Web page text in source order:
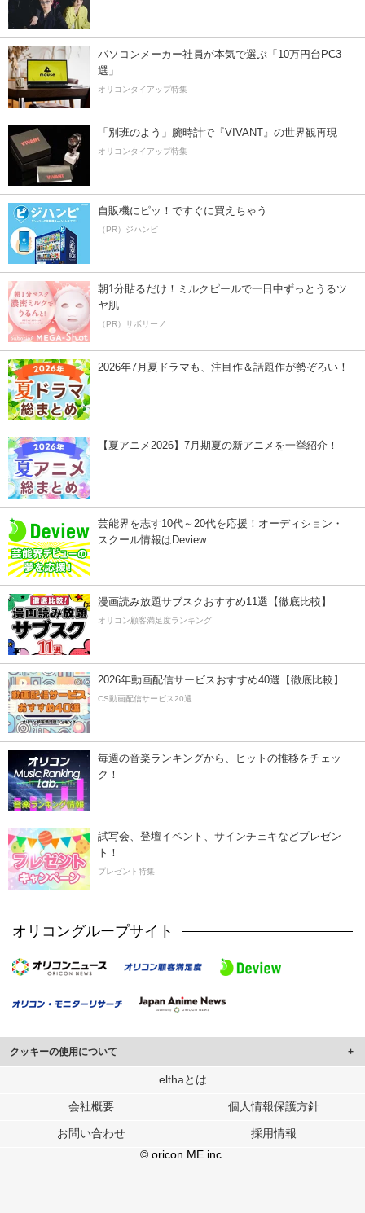
パソコンメーカー社員が本気で選ぶ「10万円台PC3
選」
オリコンタイアップ特集
「別班のよう」腕時計で『VIVANT』の世界観再現
オリコンタイアップ特集
自販機にピッ！ですぐに買えちゃう
（PR）ジハンピ
朝1分貼るだけ！ミルクピールで一日中ずっとうるツ
ヤ肌
（PR）サボリーノ
2026年7月夏ドラマも、注目作＆話題作が勢ぞろい！
【夏アニメ2026】7月期夏の新アニメを一挙紹介！
芸能界を志す10代～20代を応援！オーディション・
スクール情報はDeview
漫画読み放題サブスクおすすめ11選【徹底比較】
オリコン顧客満足度ランキング
2026年動画配信サービスおすすめ40選【徹底比較】
CS動画配信サービス20選
毎週の音楽ランキングから、ヒットの推移をチェッ
ク！
試写会、登壇イベント、サインチェキなどプレゼン
ト！
プレゼント特集
オリコングループサイト
クッキーの使用について
このサイトでは Cookie を使用して、ユーザーに合わせたコンテンツや広告の
行っています。
メディアや広告配信、データ解析の各パートナーに提供しています。
各パートナーは、この情報とユーザーが各パートナーに提供した他の情報や、
ユーザーが各パートナーのサービスを使用したときに収集した他の情報を組み
elthaとは
会社概要 個人情報保護方針
お問い合わせ
採用情報
© oricon ME inc.